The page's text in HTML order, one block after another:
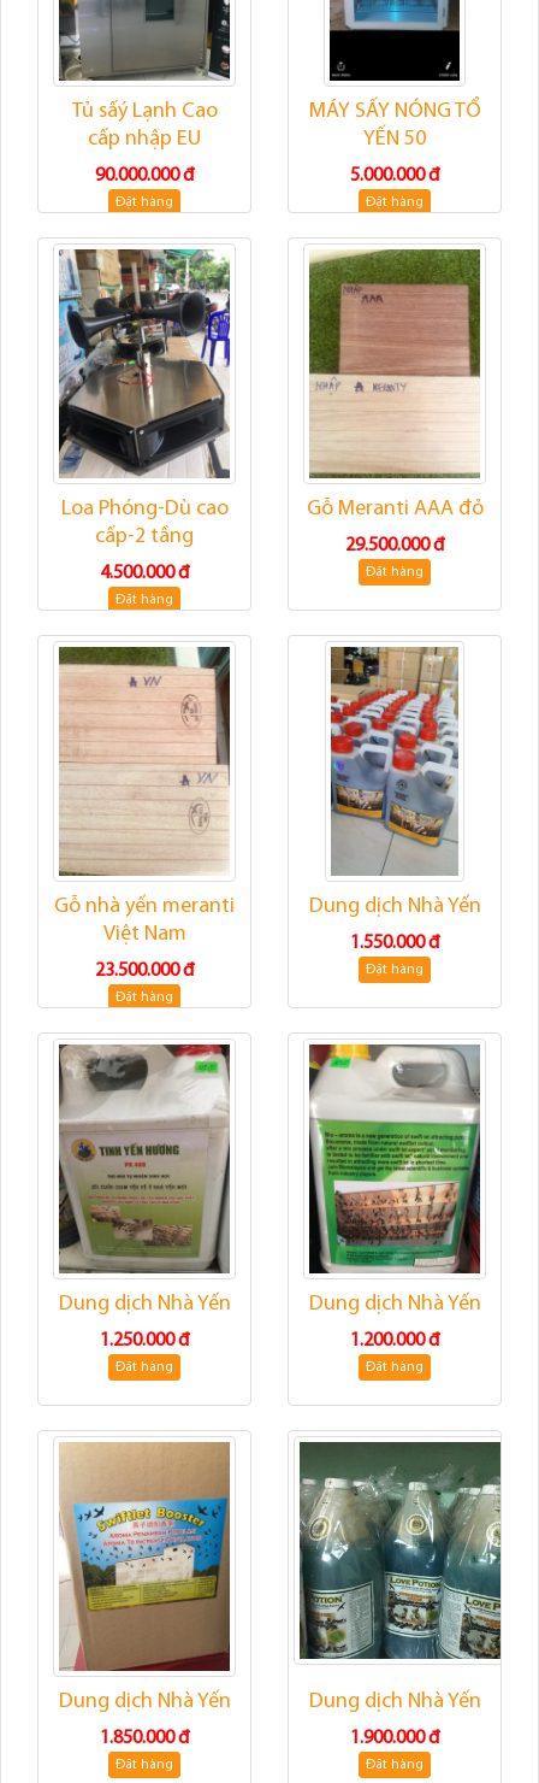
Tủ sấý Lạnh Cao
cấp nhập EU
90.000.000 đ
Đặt hàng
MÁY SẤY NÓNG TỔ
YẾN 50
5.000.000 đ
Đặt hàng
Loa Phóng-Dù cao
cấp-2 tầng
4.500.000 đ
Đặt hàng
Gỗ Meranti AAA đỏ
29.500.000 đ
Đặt hàng
Gỗ nhà yến meranti
Việt Nam
23.500.000 đ
Đặt hàng
Dung dịch Nhà Yến
1.550.000 đ
Đặt hàng
Dung dịch Nhà Yến
1.250.000 đ
Đặt hàng
Dung dịch Nhà Yến
1.200.000 đ
Đặt hàng
Dung dịch Nhà Yến
1.850.000 đ
Đặt hàng
Dung dịch Nhà Yến
1.900.000 đ
Đặt hàng